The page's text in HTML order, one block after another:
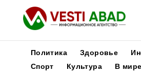
Политика Здоровье
Спорт
Культура В мире